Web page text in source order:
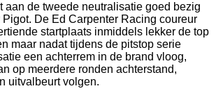
aan de tweede neutralisatie goed bezig
De Ed Carpenter Racing coureur
startplaats inmiddels lekker de top
maar nadat tijdens de pitstop serie
een achterrem in de brand vloog,
op meerdere ronden achterstand,
uitvalbeurt volgen.